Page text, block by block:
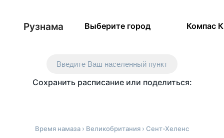
Рузнама Выберите город Компас
Введите Ваш населенный пункт
Сохранить расписание или поделиться:
Время намаза › Великобритания › Сент-Хеленс